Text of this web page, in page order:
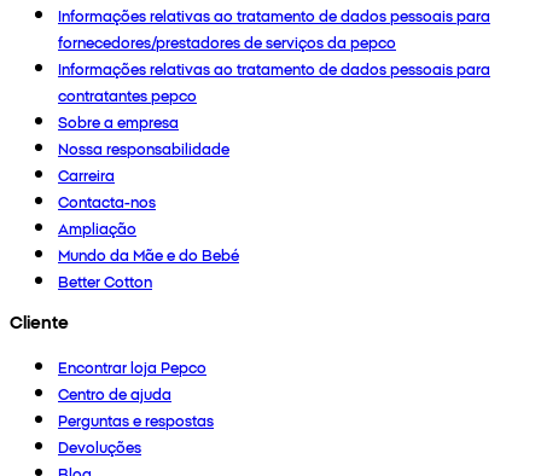
Informações relativas ao tratamento de dados pessoais para
fornecedores/prestadores de serviços da pepco
Informações relativas ao tratamento de dados pessoais para
contratantes pepco
Sobre a empresa
Nossa responsabilidade
Carreira
Contacta-nos
Ampliação
Mundo da Mãe e do Bebé
Better Cotton
Cliente
Encontrar loja Pepco
Centro de ajuda
Perguntas e respostas
Devoluções